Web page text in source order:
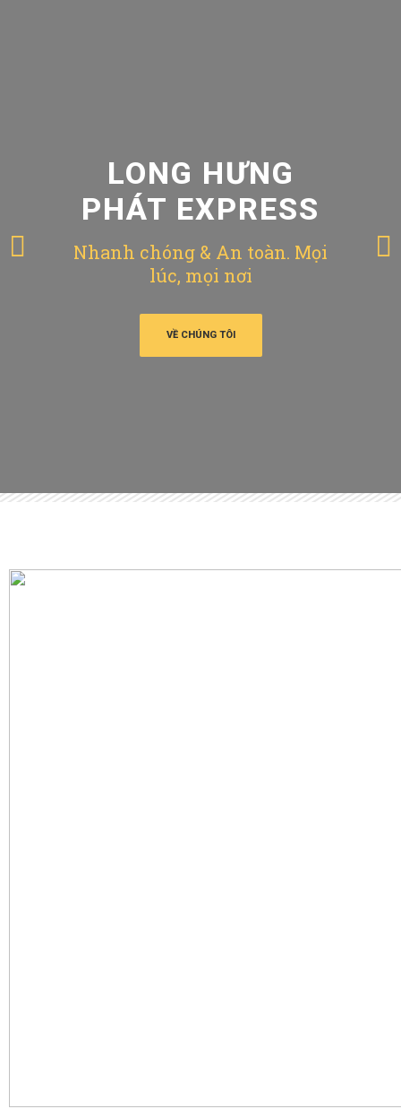
LONG HƯNG
PHÁT EXPRESS
Nhanh chóng & An toàn. Mọi
lúc, mọi nơi
VỀ CHÚNG TÔI